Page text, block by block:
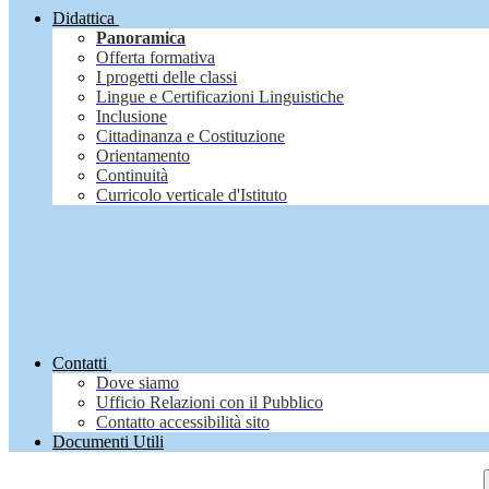
Didattica
Panoramica
Offerta formativa
I progetti delle classi
Lingue e Certificazioni Linguistiche
Inclusione
Cittadinanza e Costituzione
Orientamento
Continuità
Curricolo verticale d'Istituto
Contatti
Dove siamo
Ufficio Relazioni con il Pubblico
Contatto accessibilità sito
Documenti Utili